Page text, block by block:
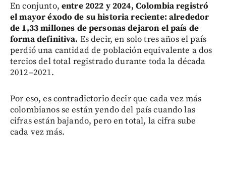
En conjunto, entre 2022 y 2024, Colombia registró
el mayor éxodo de su historia reciente: alrededor
de 1,33 millones de personas dejaron el país de
forma definitiva. Es decir, en solo tres años el país
perdió una cantidad de población equivalente a dos
tercios del total registrado durante toda la década
2012–2021.
Por eso, es contradictorio decir que cada vez más
colombianos se están yendo del país cuando las
cifras están bajando, pero en total, la cifra sube
cada vez más.